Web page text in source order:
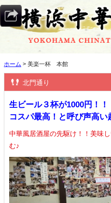
ホーム > 美楽一杯 本館
北門通り
生ビール３杯が1000円！！
コスパ最高！と呼び声高
中華風居酒屋の先駆け！！美味
む♪